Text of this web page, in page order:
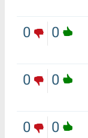
0
0
0
0
0
0